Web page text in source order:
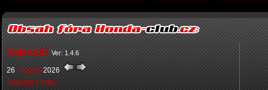
Kalendář Ver: 1.4.6
26 březen 2026
Seznam k tisku